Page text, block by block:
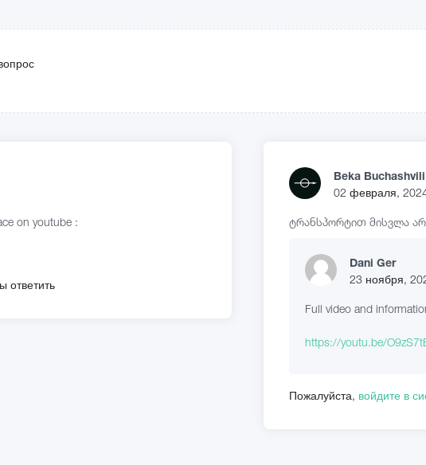
on youtube :
ответить
Beka Buchashvili
02 февраля,
ტრანსპორტით მისვლა
Dani Ger
23 ноября,
Full video and
https://youtu.be/
Пожалуйста, войдите в